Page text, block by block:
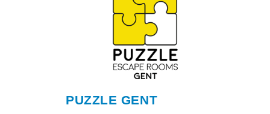
PUZZLE GENT